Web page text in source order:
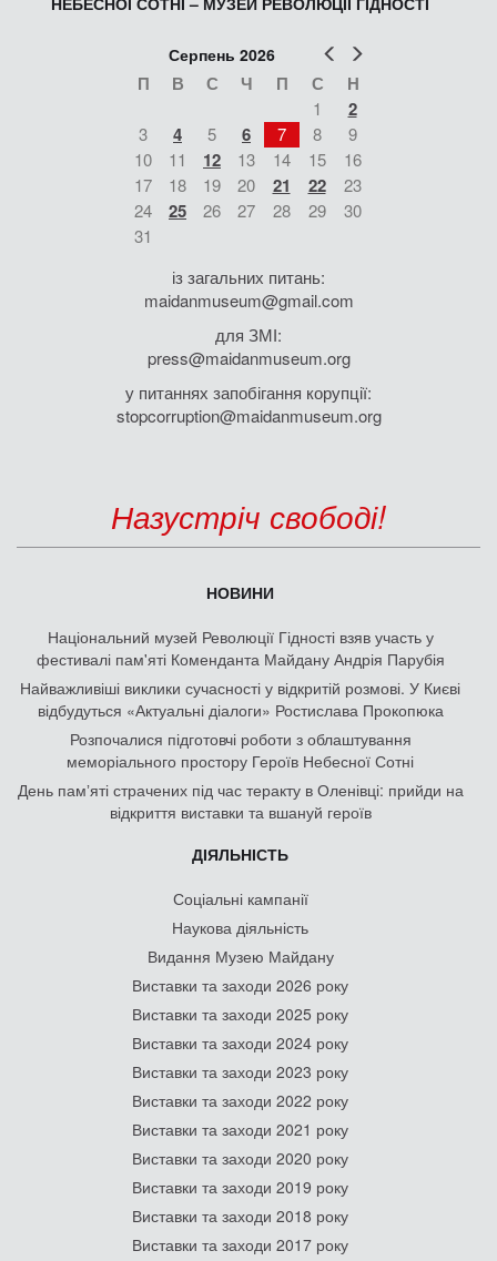
Попер
Серпень 2026
П В С Ч П С Н
1 2
3 4 5 6 7 8
9
10
11 12 13 14 15
16
17
18 19 20 21 22
23
24
25 26 27 28 29
30
31
із загальних питань:
maidanmuseum@gmail.com
для ЗМІ:
press@maidanmuseum.org
у питаннях запобігання корупції:
stopcorruption@maidanmuseum.org
Назустріч свободі!
НОВИНИ
Національний музей Революції Гідності взяв участь у
фестивалі пам'яті Коменданта Майдану Андрія Парубія
Найважливіші виклики сучасності у відкритій розмові. У Києві
відбудуться «Актуальні діалоги» Ростислава Прокопюка
Розпочалися підготовчі роботи з облаштування
меморіального простору Героїв Небесної Сотні
День памʼяті страчених під час теракту в Оленівці: прийди на
відкриття виставки та вшануй героїв
ДІЯЛЬНІСТЬ
Соціальні кампанії
Наукова діяльність
Видання Музею Майдану
Виставки та заходи 2026 року
Виставки та заходи 2025 року
Виставки та заходи 2024 року
Виставки та заходи 2023 року
Виставки та заходи 2022 року
Виставки та заходи 2021 року
Виставки та заходи 2020 року
Виставки та заходи 2019 року
Виставки та заходи 2018 року
Виставки та заходи 2017 року